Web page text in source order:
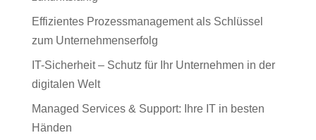
Effizientes Prozessmanagement als Schlüssel
zum Unternehmenserfolg
IT-Sicherheit – Schutz für Ihr Unternehmen in der
digitalen Welt
Managed Services & Support: Ihre IT in besten
Händen